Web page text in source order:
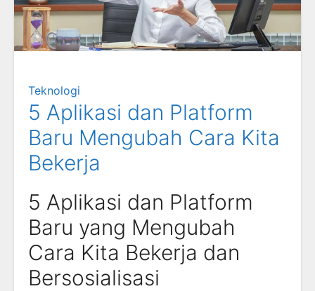
Teknologi
5 Aplikasi dan Platform
Baru Mengubah Cara Kita
Bekerja
5 Aplikasi dan Platform
Baru yang Mengubah
Cara Kita Bekerja dan
Bersosialisasi